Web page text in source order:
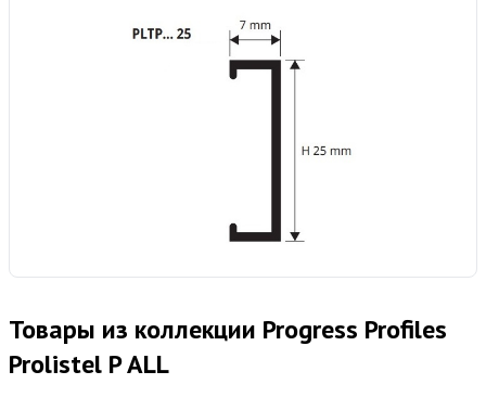
Товары из коллекции Progress Profiles
Prolistel P ALL